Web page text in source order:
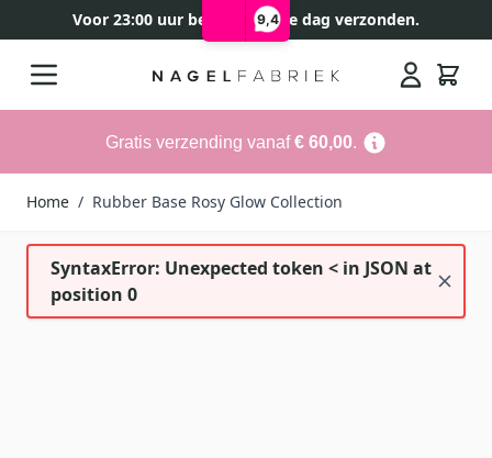
9,4
Voor 23:00 uur besteld, zelfde dag verzonden.
Gratis verzending vanaf€ 60,00.
Home / Rubber Base Rosy Glow Collection
SyntaxError: Unexpected token < in JSON at
position 0